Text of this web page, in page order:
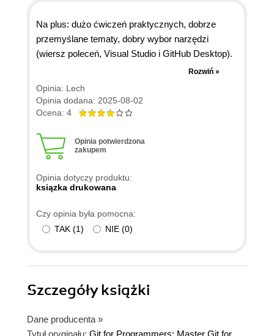
Na plus: dużo ćwiczeń praktycznych, dobrze
przemyślane tematy, dobry wybor narzędzi
(wiersz poleceń, Visual Studio i GitHub Desktop).
Na minus: błędy merytoryczne w poleceniach git
(nie po to płacę za książkę, żebym musiał potem
sprawdzać w internecie jak tak naprawdę trzeba
wpisać polecenie git), niekompletne i niespojne
Visual Studio), błędy językowe i literowki.
Rozwiń »
Opinia: Lech
Opinia dodana: 2025-08-02
Ocena: 4
Opinia potwierdzona
zakupem
Opinia dotyczy produktu:
ksiązka drukowana
Czy opinia była pomocna:
TAK (1) NIE (0)
Szczegółyksiążki
Dane producenta »